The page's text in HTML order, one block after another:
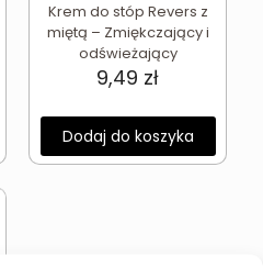
Krem do stóp Revers z
miętą – Zmiękczający i
odświeżający
9,49 zł
Dodaj do koszyka